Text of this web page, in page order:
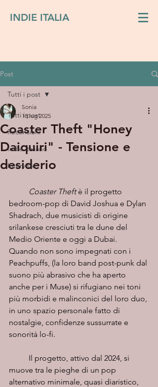
INDIE ITALIA
Post
Tutti i post
Recensioni
Indie italiano
Interviste
Tutti i post
Coaster Theft "Honey
Daiquiri" - Tensione e
desiderio
Sonia
18 lug 2025
Coaster Theft è il progetto
bedroom-pop di David Joshua e Dylan
Shadrach, due musicisti di origine
srilankese cresciuti tra le dune del
Medio Oriente e oggi a Dubai.
Quando non sono impegnati con i
Peachpuffs, (la loro band post-punk dal
suono più abrasivo che ha aperto
anche per i Muse) si rifugiano nei toni
più morbidi e malinconici del loro duo,
in uno spazio personale fatto di
nostalgie, confidenze sussurrate e
sonorità lo-fi.
muove tra le pieghe di un pop
alternativo minimale, quasi diaristico,